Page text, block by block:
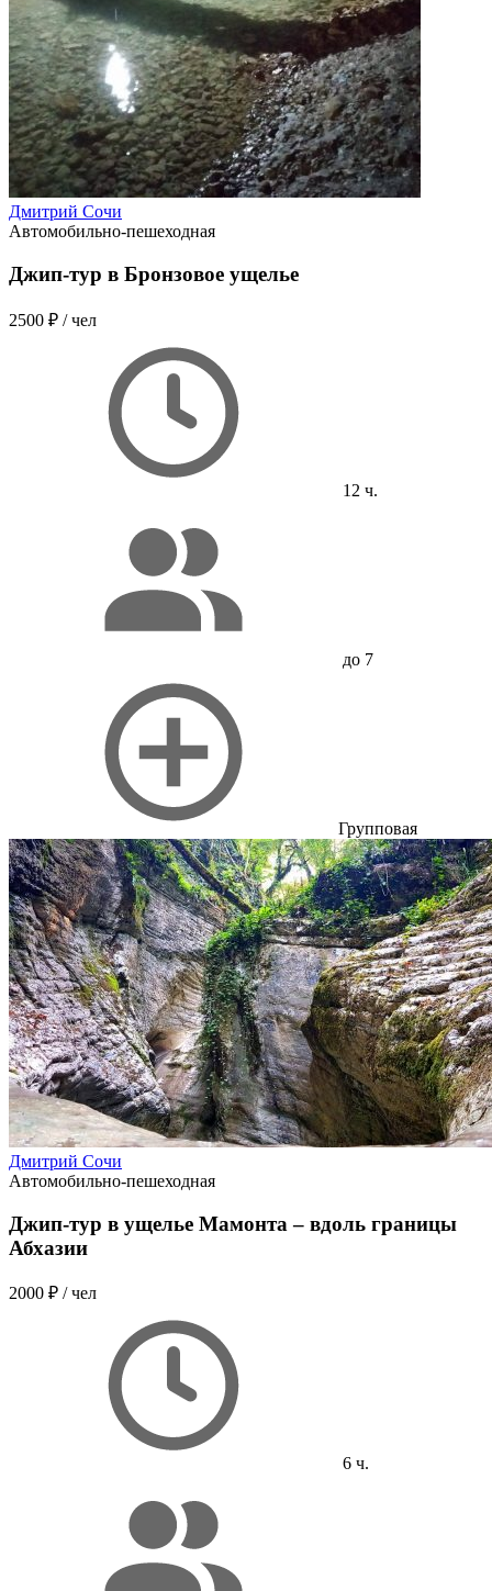
Дмитрий Сочи
Автомобильно-пешеходная
Джип-тур в Бронзовое ущелье
2500 ₽ / чел
12 ч.
до 7
Групповая
Дмитрий Сочи
Автомобильно-пешеходная
Джип-тур в ущелье Мамонта – вдоль границы
Абхазии
2000 ₽ / чел
6 ч.